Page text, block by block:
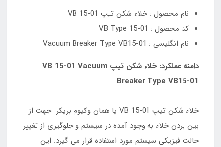
نام محصول : خلاء شکن تیپ VB 15-01
کد محصول : VB Type 15-01
نام انگلیسی : Vacuum Breaker Type VB15-01
دامنه عملکرد: خلاء شکن تیپ VB 15-01 Vacuum
Breaker Type VB15-01
خلاء شکن تیپ VB 15-01 یا همان وکیوم بریکر جهت از
بین بردن خلاء به وجود آمده در سیستم و جلوگیری از تغییر
حالت فیزیکی سیستم مورد استفاده قرار می گیرد. این